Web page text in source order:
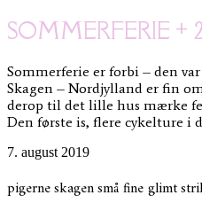
SOMMERFERIE +
Sommerferie er forbi – den
Skagen – Nordjylland er fin
derop til det lille hus mærke
Den første is, flere cykelture i
7. august 2019
pigerneskagensmå fine glimt